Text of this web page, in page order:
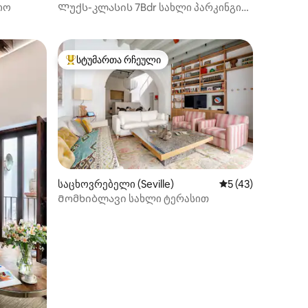
Ლუქს-კლასის 7Bdr სახლი პარკინგით,
სტუმართა რჩეული მოწინავე ვარიანტი
სტუმართა რჩეული
საცხოვრებელი (Seville) საშუალო
5 (43)
Მომხიბლავი სახლი ტერასით